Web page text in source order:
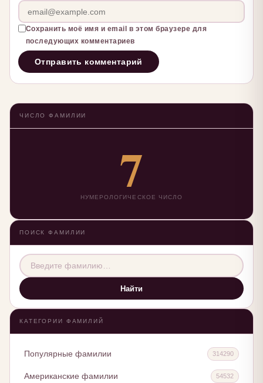
Сохранить моё имя и email в этом браузере для
последующих комментариев
ЧИСЛО ФАМИЛИИ
7
НУМЕРОЛОГИЧЕСКОЕ ЧИСЛО
ПОИСК ФАМИЛИИ
Найти
КАТЕГОРИИ ФАМИЛИЙ
Популярные фамилии 314290
Американские фамилии 54532